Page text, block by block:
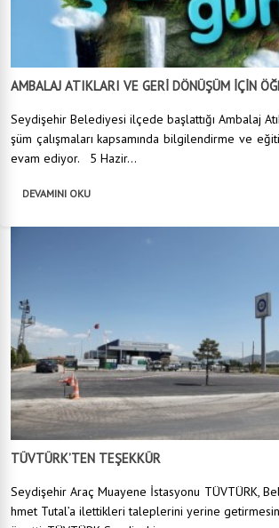
AMBALAJ ATIKLARI VE GERİ DÖNÜŞÜM İÇİN
Seydişehir Belediyesi ilçede başlattığı Ambalaj
şüm çalışmaları kapsamında bilgilendirme ve
evam ediyor. 5 Hazir...
DEVAMINI OKU
TÜVTÜRK’TEN TEŞEKKÜR
Seydişehir Araç Muayene İstasyonu TÜVTÜRK,
hmet Tutal’a ilettikleri taleplerini yerine